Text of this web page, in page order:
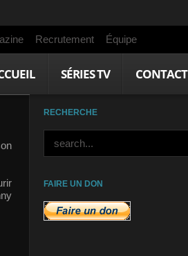
Recrutement Équipe
SÉRIES TV CONTACT
RECHERCHE
FAIRE UN DON